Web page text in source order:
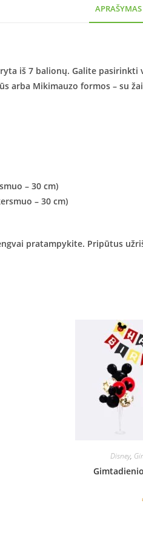
APRAŠYMAS
iš 7 balionų. Galite
arba Mikimauzo formos – su
– 30 cm)
– 30 cm)
pratampykite. Pripūtus
Disney,